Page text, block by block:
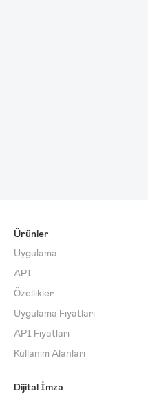
Ürünler
Uygulama
API
Özellikler
Uygulama Fiyatları
API Fiyatları
Kullanım Alanları
Dijital İmza